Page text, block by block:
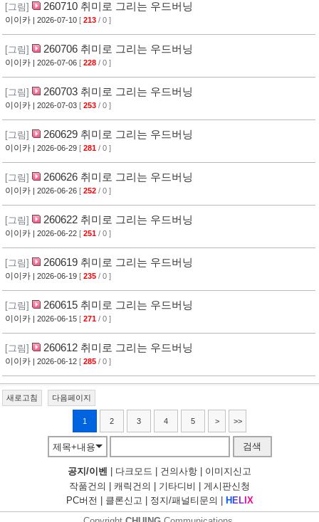
[그림] 260710 취미로 그리는 우드버닝
이이카 | 2026-07-10 [ 213 / 0 ]
[그림] 260706 취미로 그리는 우드버닝
이이카 | 2026-07-06 [ 228 / 0 ]
[그림] 260703 취미로 그리는 우드버닝
이이카 | 2026-07-03 [ 253 / 0 ]
[그림] 260629 취미로 그리는 우드버닝
이이카 | 2026-06-29 [ 281 / 0 ]
[그림] 260626 취미로 그리는 우드버닝
이이카 | 2026-06-26 [ 252 / 0 ]
[그림] 260622 취미로 그리는 우드버닝
이이카 | 2026-06-22 [ 251 / 0 ]
[그림] 260619 취미로 그리는 우드버닝
이이카 | 2026-06-19 [ 235 / 0 ]
[그림] 260615 취미로 그리는 우드버닝
이이카 | 2026-06-15 [ 271 / 0 ]
[그림] 260612 취미로 그리는 우드버닝
이이카 | 2026-06-12 [ 285 / 0 ]
새로고침 다음페이지
1 2 3 4 5 > >>
제목+내용 검색
공지/이벤 | 다크모드 | 건의사항 | 이미지신고
작품건의 | 캐릭건의 | 기타디비 | 게시판신청
PC버전 | 클론신고 | 정지/패널티문의 | HELIX